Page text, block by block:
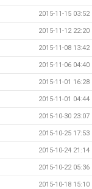
2015-11-15 03:52
2015-11-12 22:20
2015-11-08 13:42
2015-11-06 04:40
2015-11-01 16:28
2015-11-01 04:44
2015-10-30 23:07
2015-10-25 17:53
2015-10-24 21:14
2015-10-22 05:36
2015-10-18 15:10